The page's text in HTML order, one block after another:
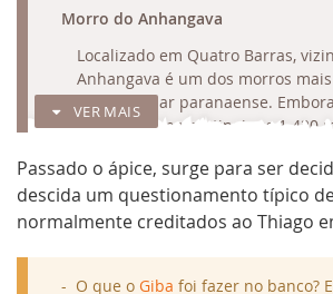
Morro do Anhangava
Localizado em Quatro Barras,
Anhangava é um dos morros
Serra do Mar paranaense.
dificuldade para atingir os 1.420
grampos (escadas em paredes) e
rocha em plano inclinado
aventura. Mirantes
de Piraquara.
VER MAIS
Passado o ápice, surge para ser
descida um questionamento típico
normalmente creditados ao Thiago
O que o Giba foi fazer no banco?